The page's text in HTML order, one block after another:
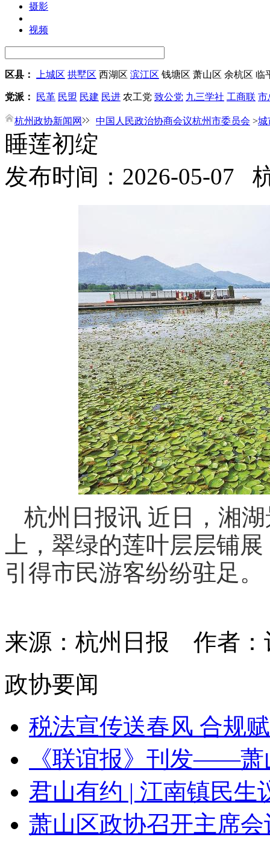
摄影
视频
区县： 上城区 拱墅区 西湖区 滨江区 钱塘区 萧山区 余杭区 临
党派： 民革 民盟 民建 民进 农工党 致公党 九三学社 工商联 市
杭州政协新闻网 中国人民政治协商会议杭州市委员会 >城
睡莲初绽
发布时间：2026-05-07
杭州日报讯 近日，湘
上，翠绿的莲叶层层铺
引得市民游客纷纷驻足。
来源：杭州日报 作者
政协要闻
税法宣传送春风 合规
《联谊报》刊发——萧
君山有约 | 江南镇民生
萧山区政协召开主席